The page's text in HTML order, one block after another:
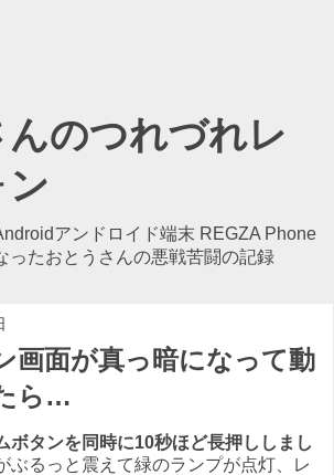
のつれづれレ
ン
アンドロイド端末 REGZA Phone
ったおとうさんの悪戦苦闘の記録
画面が真っ暗になって動
ら…
ボタンを同時に10秒ほど長押ししまし
ぶるっと震えて緑のランプが点灯、レ